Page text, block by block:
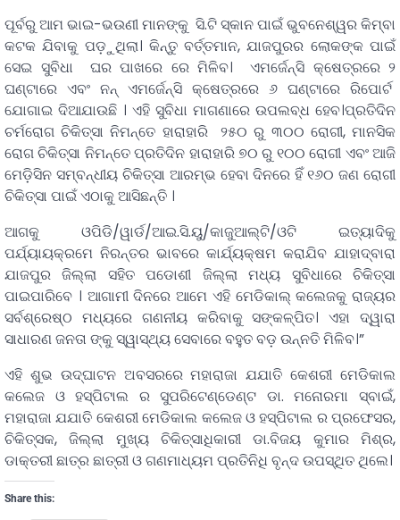
ପୂର୍ବରୁ ଆମ ଭାଇ-ଭଉଣୀ ମାନଙ୍କୁ ସି.ଟି ସ୍କାନ ପାଇଁ ଭୁବନେଶ୍ୱର କିମ୍ବା
କଟକ ଯିବାକୁ ପଡ଼ୁଥିଲା। କିନ୍ତୁ ବର୍ତ୍ତମାନ, ଯାଜପୁରର ଲୋକଙ୍କ ପାଇଁ
ସେଇ ସୁବିଧା ଘର ପାଖରେ ରେ ମିଳିବ। ଏମର୍ଜେନ୍ସି କ୍ଷେତ୍ରରେ ୨
ଘଣ୍ଟାରେ ଏବଂ ନନ୍ ଏମର୍ଜେନ୍ସି କ୍ଷେତ୍ରରେ ୬ ଘଣ୍ଟାରେ ରିପୋର୍ଟ
ଯୋଗାଇ ଦିଆଯାଉଛି । ଏହି ସୁବିଧା ମାଗଣାରେ ଉପଲବ୍ଧ ହେବ।ପ୍ରତିଦିନ
ଚର୍ମରୋଗ ଚିକିତ୍ସା ନିମନ୍ତେ ହାରାହାରି ୨୫୦ ରୁ ୩୦୦ ରୋଗୀ, ମାନସିକ
ରୋଗ ଚିକିତ୍ସା ନିମନ୍ତେ ପ୍ରତିଦିନ ହାରାହାରି ୭୦ ରୁ ୧୦୦ ରୋଗୀ ଏବଂ ଆଜି
ମେଡ଼ିସିନ ସମ୍ବନ୍ଧୀୟ ଚିକିତ୍ସା ଆରମ୍ଭ ହେବା ଦିନରେ ହିଁ ୧୬୦ ଜଣ ରୋଗୀ
ଚିକିତ୍ସା ପାଇଁ ଏଠାକୁ ଆସିଛନ୍ତି ।
ଆଗକୁ ଓପିଡି/ୱାର୍ଡ/ଆଇ.ସି.ୟୁ/କାଜୁଆଲ୍ଟି/ଓଟି ଇତ୍ୟାଦିକୁ
ପର୍ଯ୍ୟାୟକ୍ରମେ ନିରନ୍ତର ଭାବରେ କାର୍ଯ୍ୟକ୍ଷମ କରାଯିବ ଯାହାଦ୍ବାରା
ଯାଜପୁର ଜିଲ୍ଲା ସହିତ ପଡୋଶୀ ଜିଲ୍ଲା ମଧ୍ୟ ସୁବିଧାରେ ଚିକିତ୍ସା
ପାଇପାରିବେ । ଆଗାମୀ ଦିନରେ ଆମେ ଏହି ମେଡିକାଲ୍ କଲେଜକୁ ରାଜ୍ୟର
ସର୍ବଶ୍ରେଷ୍ଠ ମଧ୍ୟରେ ଗଣନୀୟ କରିବାକୁ ସଙ୍କଳ୍ପିତ। ଏହା ଦ୍ୱାରା
ସାଧାରଣ ଜନତା ଙ୍କୁ ସ୍ୱାସ୍ଥ୍ୟ ସେବାରେ ବହୁତ ବଡ଼ ଉନ୍ନତି ମିଳିବ।”
ଏହି ଶୁଭ ଉଦ୍ଘାଟନ ଅବସରରେ ମହାରାଜା ଯଯାତି କେଶରୀ ମେଡିକାଲ
କଲେଜ ଓ ହସ୍ପିଟାଲ ର ସୁପରିଟେଣ୍ଡେଣ୍ଟ ଡା. ମନୋରମା ସ୍ବାଇଁ,
ମହାରାଜା ଯଯାତି କେଶରୀ ମେଡିକାଲ କଲେଜ ଓ ହସ୍ପିଟାଲ ର ପ୍ରଫେସର,
ଚିକିତ୍ସକ, ଜିଲ୍ଲା ମୁଖ୍ୟ ଚିକିତ୍ସାଧିକାରୀ ଡା.ବିଜୟ କୁମାର ମିଶ୍ର,
ଡାକ୍ତରୀ ଛାତ୍ର ଛାତ୍ରୀ ଓ ଗଣମାଧ୍ୟମ ପ୍ରତିନିଧି ବୃନ୍ଦ ଉପସ୍ଥିତ ଥିଲେ।
Share this: